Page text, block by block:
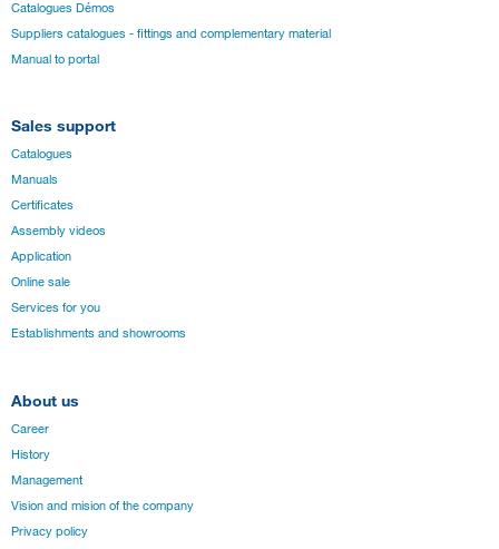
Catalogues Démos
Suppliers catalogues - fittings and complementary material
Manual to portal
Sales support
Catalogues
Manuals
Certificates
Assembly videos
Application
Online sale
Services for you
Establishments and showrooms
About us
Career
History
Management
Vision and mision of the company
Privacy policy